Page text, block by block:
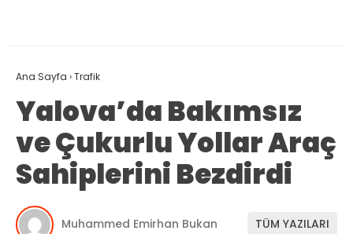
Ana Sayfa ›Trafik
Yalova’da Bakımsız
ve Çukurlu Yollar Araç
Sahiplerini Bezdirdi
Muhammed Emirhan Bukan TÜM YAZILARI